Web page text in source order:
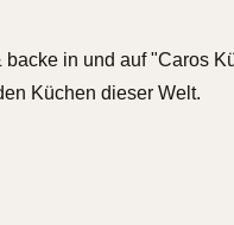
in und auf "Caros
Küchen dieser Welt.